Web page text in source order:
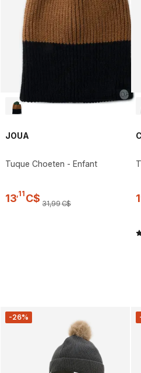
JOUA
Tuque Choeten - Enfant
13,11 C$ 31,99C$
-26%